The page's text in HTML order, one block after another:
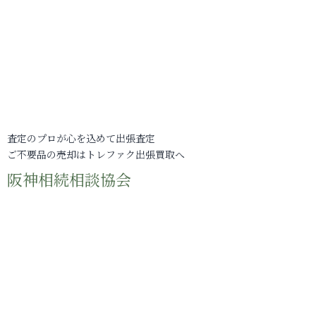
査定のプロが心を込めて出張査定
ご不要品の売却はトレファク出張買取へ
阪神相続相談協会